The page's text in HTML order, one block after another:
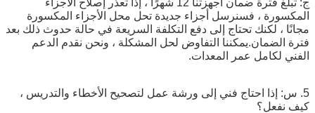
المكسورة ، فسنرسل أجزاء جديدة تحل محل الأجزاء المكسورة
مجانًا ، لكنك تحتاج إلى دفع التكلفة السريعة في حالة حدوث ذلك بعد
فترة الضمان.يمكننا التفاوض لحل المشكلة ، ونحن نقدم الدعم
الفني لكامل عمر المعدات.
5. س: إذا احتاج فني إلى ورشة عمل لتصحيح الأخطاء والتدريس ،
كيف نفعل؟